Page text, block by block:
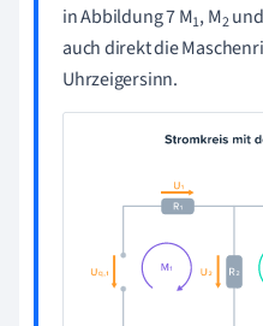
in Abbildung 7 M1, M2
auch direkt die
Uhrzeigersinn.